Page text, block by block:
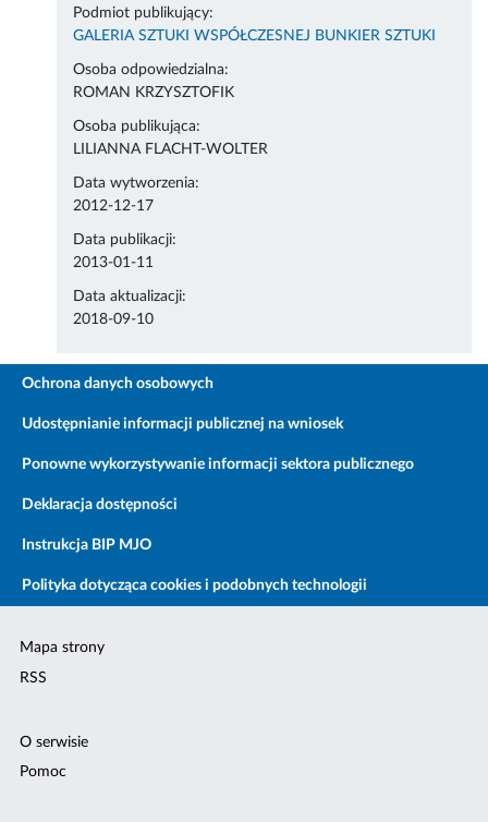
Podmiot publikujący:
GALERIA SZTUKI WSPÓŁCZESNEJ BUNKIER SZTUKI
Osoba odpowiedzialna:
ROMAN KRZYSZTOFIK
Osoba publikująca:
LILIANNA FLACHT-WOLTER
Data wytworzenia:
2012-12-17
Data publikacji:
2013-01-11
Data aktualizacji:
2018-09-10
Ochrona danych osobowych
Udostępnianie informacji publicznej na wniosek
Ponowne wykorzystywanie informacji sektora publicznego
Deklaracja dostępności
Instrukcja BIP MJO
Polityka dotycząca cookies i podobnych technologii
Mapa strony
RSS
O serwisie
Pomoc